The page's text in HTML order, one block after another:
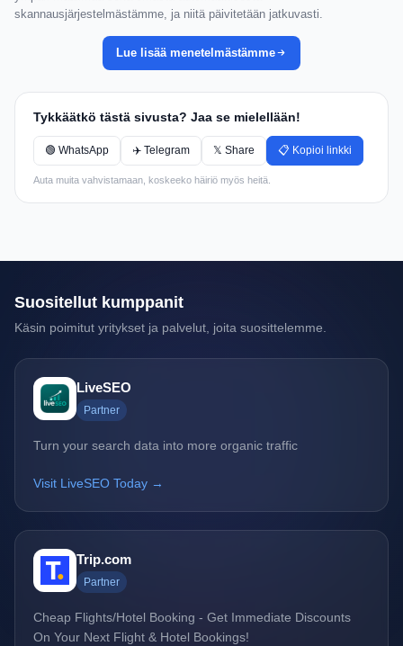
skannausjärjestelmästämme, ja niitä päivitetään jatkuvasti.
Lue lisää menetelmästämme
Tykkäätkö tästä sivusta? Jaa se mielellään!
🟢 WhatsApp ✈️ Telegram 𝕏 Share 📋 Kopioi linkki
Auta muita vahvistamaan, koskeeko häiriö myös heitä.
Suositellut kumppanit
Käsin poimitut yritykset ja palvelut, joita suosittelemme.
LiveSEO
Partner
Turn your search data into more organic traffic
Visit LiveSEO Today →
Trip.com
Partner
Cheap Flights/Hotel Booking - Get Immediate Discounts
On Your Next Flight & Hotel Bookings!